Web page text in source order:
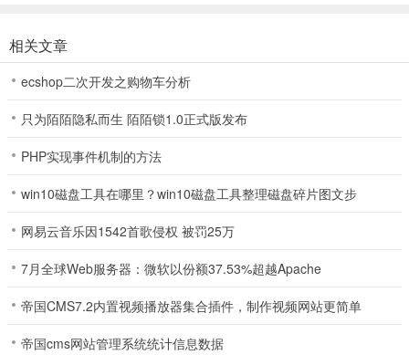
视频：科目二、科目三考场视频、考场路线实拍、灯光模拟、语音播
报。教练全程剖析练车考点以及注意事项，极大提高考试效率。帮你
培养车感，熟悉档位、离合、后视镜，一看即懂，一点即通过。
考试：学习进度教练随时掌握，教练可根据进度安排考试。
【我是教练】
管理：建立学员档案，一键查看学员联系方式，驾考阶段，缴费信息
相关文章
ecshop二次开发之购物车分析
只为陌陌隐私而生 陌陌锁1.0正式版发布
PHP实现事件机制的方法
win10磁盘工具在哪里？win10磁盘工具整理磁盘碎片图文步
网易云音乐因1542首歌侵权 被罚25万
7月全球Web服务器：微软以份额37.53%超越Apache
帝国CMS7.2内置视频播放器集合插件，制作视频网站更简单
帝国cms网站管理系统统计信息数据